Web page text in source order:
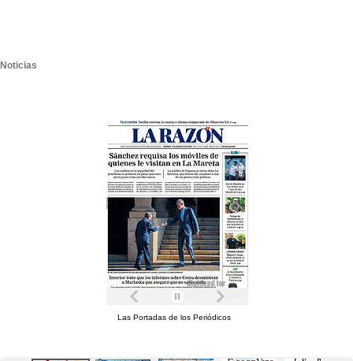
Noticias
Las Portadas de los Periódicos